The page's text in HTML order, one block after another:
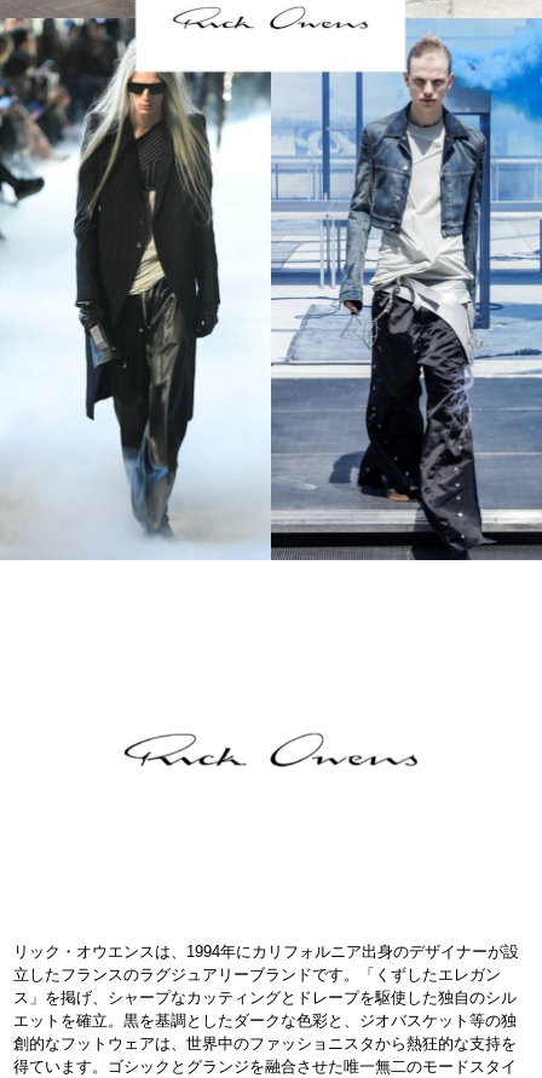
リック・オウエンスは、1994年にカリフォルニア出身のデザイナーが設
立したフランスのラグジュアリーブランドです。「くずしたエレガン
ス」を掲げ、シャープなカッティングとドレープを駆使した独自のシル
エットを確立。黒を基調としたダークな色彩と、ジオバスケット等の独
創的なフットウェアは、世界中のファッショニスタから熱狂的な支持を
得ています。ゴシックとグランジを融合させた唯一無二のモードスタイ